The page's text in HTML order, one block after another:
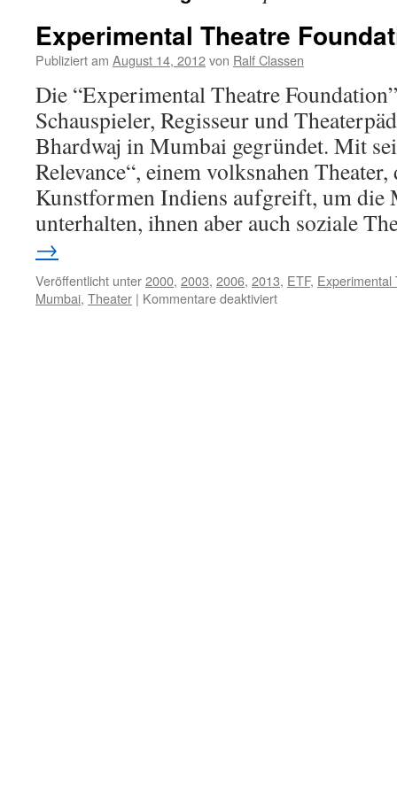
Experimental Theatre
Publiziert am August 14, 2012von Ralf Classen
Die “Experimental Theatre
Schauspieler, Regisseur und
Bhardwaj in Mumbai gegründet. Mit
Relevance“, einem volksnahen
Kunstformen Indiens aufgreift, um die
unterhalten, ihnen aber auch soziale
→
Veröffentlicht unter2000, 2003, 2006, 2013, ETF,
Mumbai, Theater | Kommentare deaktiviertfür